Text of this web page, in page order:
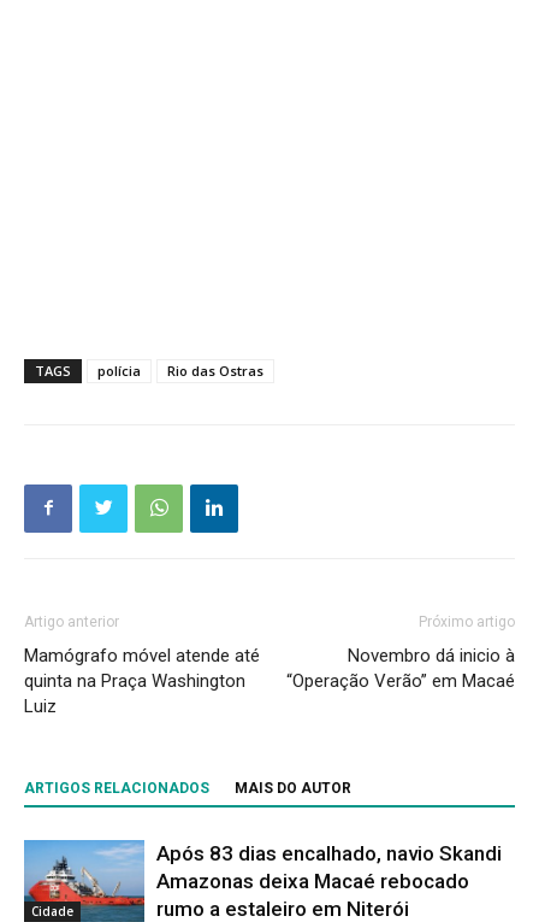
TAGS polícia Rio das Ostras
Artigo anterior
Mamógrafo móvel atende até
quinta na Praça Washington
Luiz
Próximo artigo
Novembro dá inicio à
“Operação Verão” em Macaé
ARTIGOS RELACIONADOS MAIS DO AUTOR
Cidade
Após 83 dias encalhado, navio Skandi
Amazonas deixa Macaé rebocado
rumo a estaleiro em Niterói